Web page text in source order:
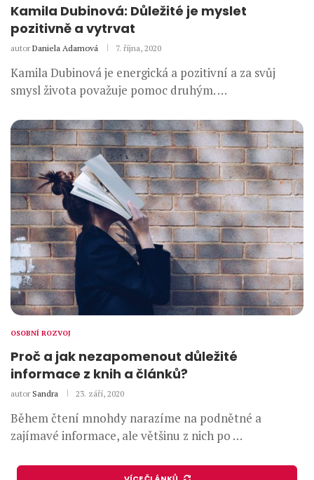
Kamila Dubinová: Důležité je myslet
pozitivně a vytrvat
autor Daniela Adamová 7. října, 2020
Kamila Dubinová je energická a pozitivní a za svůj
smysl života považuje pomoc druhým. …
OSOBNÍ ROZVOJ
Proč a jak nezapomenout důležité
informace z knih a článků?
autor Sandra 23. září, 2020
Během čtení mnohdy narazíme na podnětné a
zajímavé informace, ale většinu z nich po …